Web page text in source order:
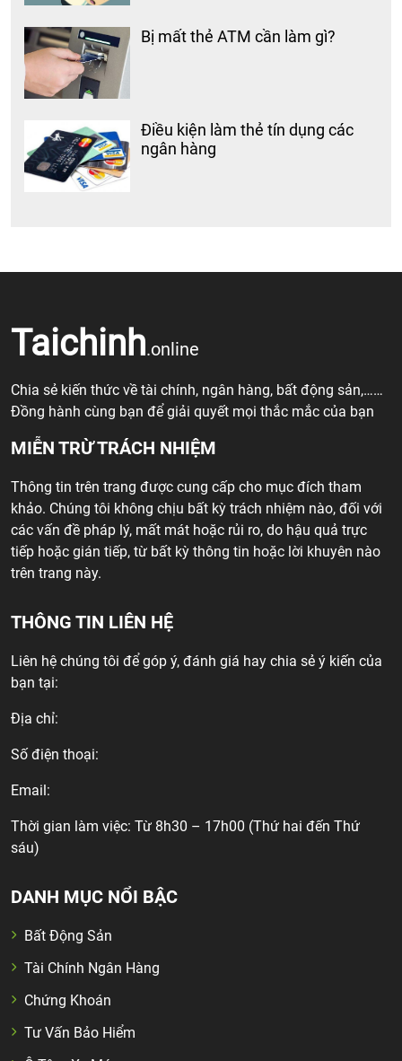
Bị mất thẻ ATM cần làm gì?
Điều kiện làm thẻ tín dụng các
ngân hàng
Taichinh.online
Chia sẻ kiến thức về tài chính, ngân hàng, bất động sản,……
Đồng hành cùng bạn để giải quyết mọi thắc mắc của bạn
MIỄN TRỪ TRÁCH NHIỆM
Thông tin trên trang được cung cấp cho mục đích tham
khảo. Chúng tôi không chịu bất kỳ trách nhiệm nào, đối với
các vấn đề pháp lý, mất mát hoặc rủi ro, do hậu quả trực
tiếp hoặc gián tiếp, từ bất kỳ thông tin hoặc lời khuyên nào
trên trang này.
THÔNG TIN LIÊN HỆ
Liên hệ chúng tôi để góp ý, đánh giá hay chia sẻ ý kiến của
bạn tại:
Địa chỉ:
Số điện thoại:
Email:
Thời gian làm việc: Từ 8h30 – 17h00 (Thứ hai đến Thứ
sáu)
DANH MỤC NỔI BẬC
Bất Động Sản
Tài Chính Ngân Hàng
Chứng Khoán
Tư Vấn Bảo Hiểm